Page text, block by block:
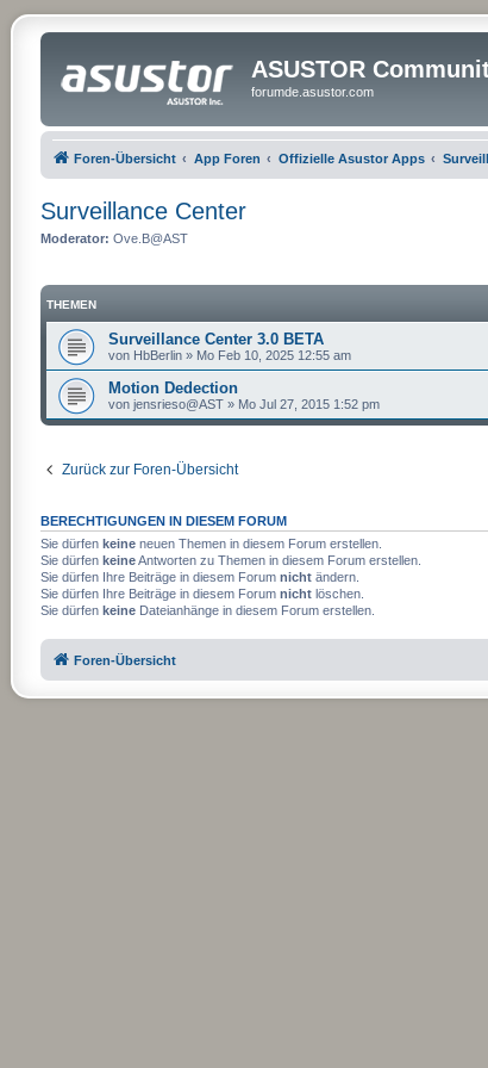
ASUSTOR
forumde.asustor.com
Foren-Übersicht App Foren Offizielle Asustor Apps
Surveillance Center
Moderator: Ove.B@AST
THEMEN
Surveillance Center 3.0 BETA
von HbBerlin» Mo Feb 10, 2025 12:55 am
Motion Dedection
von jensrieso@AST» Mo Jul 27, 2015 1:52 pm
Zurück zur Foren-Übersicht
BERECHTIGUNGEN IN DIESEM FORUM
Sie dürfen keineneuen Themen in diesem Forum erstellen.
Sie dürfen keineAntworten zu Themen in diesem Forum erstellen.
Sie dürfen Ihre Beiträge in diesem Forum nichtändern.
Sie dürfen Ihre Beiträge in diesem Forum nichtlöschen.
Sie dürfen keineDateianhänge in diesem Forum erstellen.
Foren-Übersicht